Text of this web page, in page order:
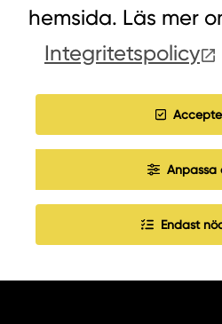
HITTA INKÖPARE
COOKIES
JOBBA HOS OSS
hemsida. Läs mer
Integritetspolicy
Anpassa
Endast